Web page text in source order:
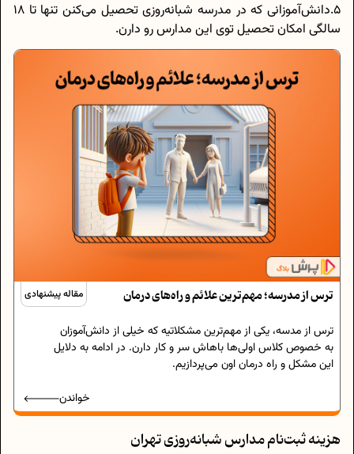
5.دانش‌آموزانی که در مدرسه شبانه‌روزی تحصیل می‌کنن تنها تا 18
سالگی امکان تحصیل توی این مدارس رو دارن.
مقاله پیشنهادی ترس از مدرسه؛ مهم‌ترین علائم و راه‌های درمان
ترس از مدسه، یکی از‌ مهم‌ترین مشکلاتیه که خیلی از دانش‌آموزان
به خصوص کلاس اولی‌ها باهاش سر و کار دارن. در ادامه به دلایل
این مشکل و راه‌ درمان اون می‌پردازیم.
خواندن
هزینه ثبت‌نام مدارس شبانه‌روزی تهران